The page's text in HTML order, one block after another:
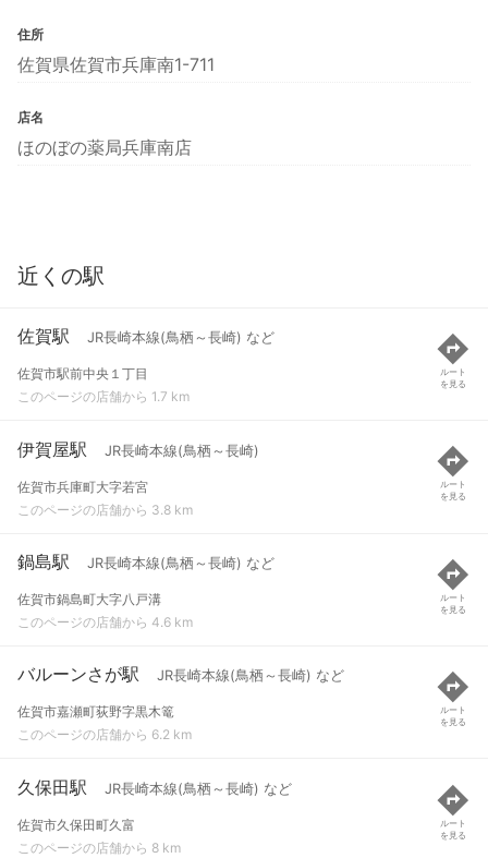
住所
佐賀県佐賀市兵庫南1-711
店名
ほのぼの薬局兵庫南店
近くの駅
佐賀駅 JR長崎本線(鳥栖～長崎) など
佐賀市駅前中央１丁目
このページの店舗から 1.7 km
ルート
を見る
伊賀屋駅 JR長崎本線(鳥栖～長崎)
佐賀市兵庫町大字若宮
このページの店舗から 3.8 km
ルート
を見る
鍋島駅 JR長崎本線(鳥栖～長崎) など
佐賀市鍋島町大字八戸溝
このページの店舗から 4.6 km
ルート
を見る
バルーンさが駅 JR長崎本線(鳥栖～長崎) など
佐賀市嘉瀬町荻野字黒木篭
このページの店舗から 6.2 km
ルート
を見る
久保田駅 JR長崎本線(鳥栖～長崎) など
佐賀市久保田町久富
このページの店舗から 8 km
ルート
を見る